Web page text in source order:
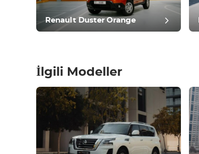
Durum
Renault Duster Orange
İlgili Modeller